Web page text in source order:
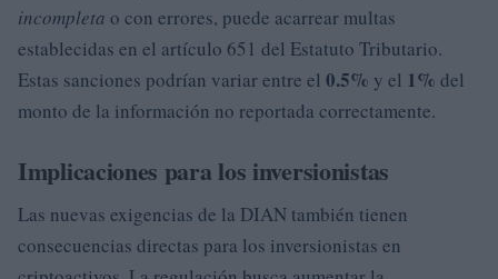
incompleta o con errores, puede acarrear multas
establecidas en el artículo 651 del Estatuto Tributario.
Estas sanciones podrían variar entre el 0.5% y el 1% del
monto de la información no reportada correctamente.
Implicaciones para los inversionistas
Las nuevas exigencias de la DIAN también tienen
consecuencias directas para los inversionistas en